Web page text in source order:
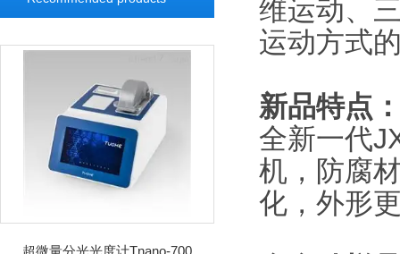
超微量分光光度计Tnano-700
维运动、
运动方式
新品特点
全新一代
机，防腐
化，外形